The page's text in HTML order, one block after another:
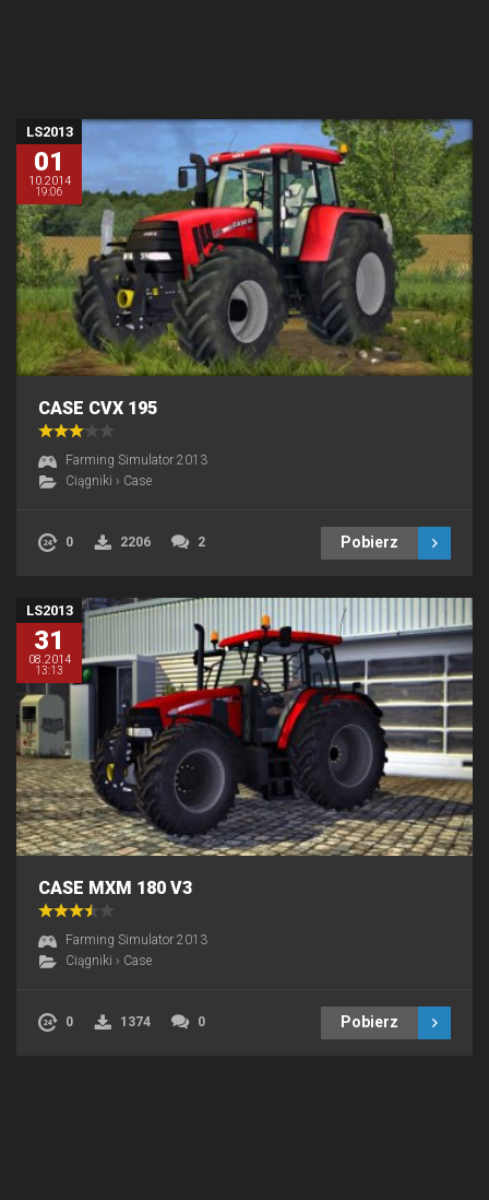
LS2013
01
10.2014
19:06
CASE CVX 195
Farming Simulator 2013
Ciągniki › Case
0 2206 2 Pobierz
LS2013
31
08.2014
13:13
CASE MXM 180 V3
Farming Simulator 2013
Ciągniki › Case
0 1374 0 Pobierz